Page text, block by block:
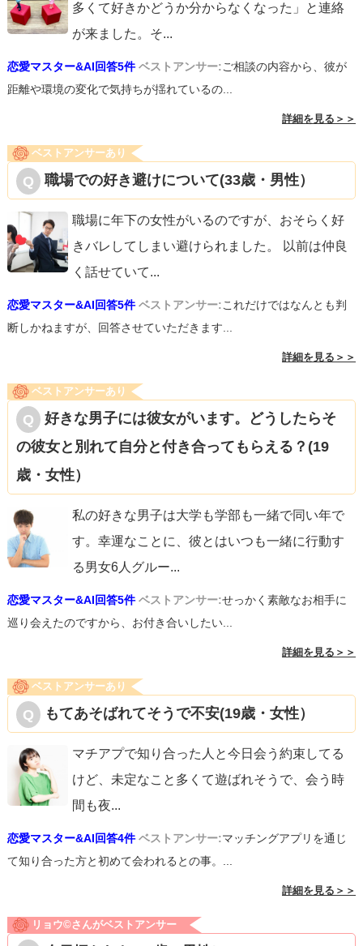
多くて好きかどうか分からなくなった」と連絡
が来ました。そ...
恋愛マスター&AI回答5件 ベストアンサー:ご相談の内容から、彼が
距離や環境の変化で気持ちが揺れているの...
詳細を見る＞＞
ベストアンサーあり
職場での好き避けについて(33歳・男性）
職場に年下の女性がいるのですが、おそらく好
きバレしてしまい避けられました。 以前は仲良
く話せていて...
恋愛マスター&AI回答5件 ベストアンサー:これだけではなんとも判
断しかねますが、回答させていただきます...
詳細を見る＞＞
ベストアンサーあり
好きな男子には彼女がいます。どうしたらそ
の彼女と別れて自分と付き合ってもらえる？(19
歳・女性）
私の好きな男子は大学も学部も一緒で同い年で
す。幸運なことに、彼とはいつも一緒に行動す
る男女6人グルー...
恋愛マスター&AI回答5件 ベストアンサー:せっかく素敵なお相手に
巡り会えたのですから、お付き合いしたい...
詳細を見る＞＞
ベストアンサーあり
もてあそばれてそうで不安(19歳・女性）
マチアプで知り合った人と今日会う約束してる
けど、未定なこと多くて遊ばれそうで、会う時
間も夜...
恋愛マスター&AI回答4件 ベストアンサー:マッチングアプリを通じ
て知り合った方と初めて会われるとの事。...
詳細を見る＞＞
リョウ©️さんがベストアンサー